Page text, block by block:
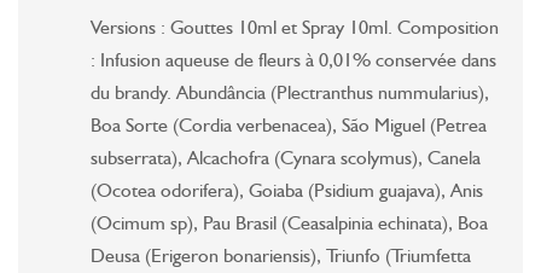
Versions : Gouttes 10ml et Spray 10ml. Composition
: Infusion aqueuse de fleurs à 0,01% conservée dans
du brandy. Abundância (Plectranthus nummularius),
Boa Sorte (Cordia verbenacea), São Miguel (Petrea
subserrata), Alcachofra (Cynara scolymus), Canela
(Ocotea odorifera), Goiaba (Psidium guajava), Anis
(Ocimum sp), Pau Brasil (Ceasalpinia echinata), Boa
Deusa (Erigeron bonariensis), Triunfo (Triumfetta